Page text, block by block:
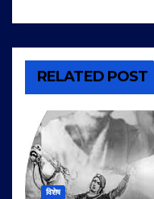
RELATED POST
विशेष